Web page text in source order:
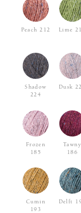
Peach 212 Lime
Shadow
224
Dusk
Frozen
185
Tawny
186
Cumin
193
Delft